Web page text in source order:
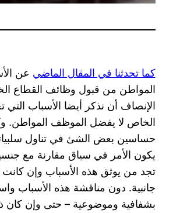
كما تحدثنا في المقال الماضي عن
المواطن من قبول وظائف القطاع
الإنصاف أن نذكر أيضا الأسباب التي
الخاص لا يفضل الموظف المواطن.
حساسين بعض الشئ في تناول
يكون الأمر في سياق مقارنة مع
تجد من يوثق هذه الأسباب وإن
جانبية. دون مناقشة هذه الأسباب
بشفافية وموضوعية – حتى وإن كان